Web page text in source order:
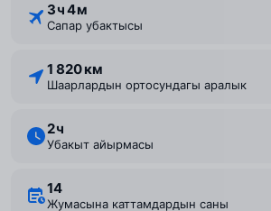
3 ⁠ч 4 ⁠м
Сапар убактысы
1 820 км
Шаарлардын ортосундагы аралык
2 ⁠ч
Убакыт айырмасы
14
Жумасына каттамдардын саны